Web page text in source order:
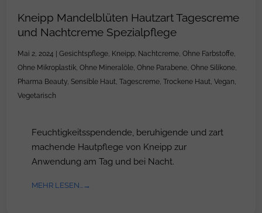
Kneipp Mandelblüten Hautzart Tagescreme
und Nachtcreme Spezialpflege
Mai 2, 2024 Gesichtspflege, Kneipp, Nachtcreme, Ohne Farbstoffe,
Ohne Mikroplastik, Ohne Mineralöle, Ohne Parabene, Ohne Silikone,
Pharma Beauty, Sensible Haut, Tagescreme, Trockene Haut, Vegan,
Vegetarisch
Feuchtigkeitsspendende, beruhigende und zart
machende Hautpflege von Kneipp zur
Anwendung am Tag und bei Nacht.
MEHR LESEN...